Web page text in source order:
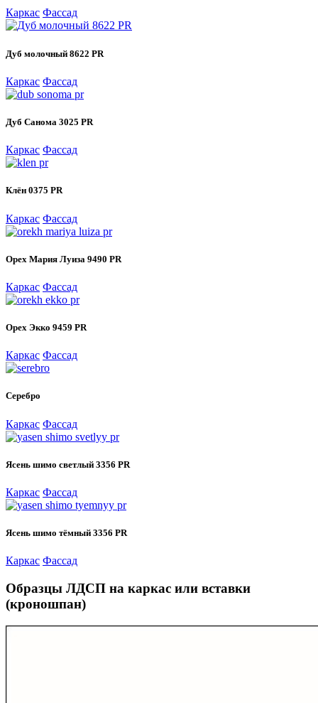
Каркас Фассад
Дуб молочный 8622 PR
Каркас Фассад
Дуб Санома 3025 PR
Каркас Фассад
Клён 0375 PR
Каркас Фассад
Орех Мария Луиза 9490 PR
Каркас Фассад
Орех Экко 9459 PR
Каркас Фассад
Серебро
Каркас Фассад
Ясень шимо светлый 3356 PR
Каркас Фассад
Ясень шимо тёмный 3356 PR
Каркас Фассад
Образцы ЛДСП на каркас или вставки
(кроношпан)